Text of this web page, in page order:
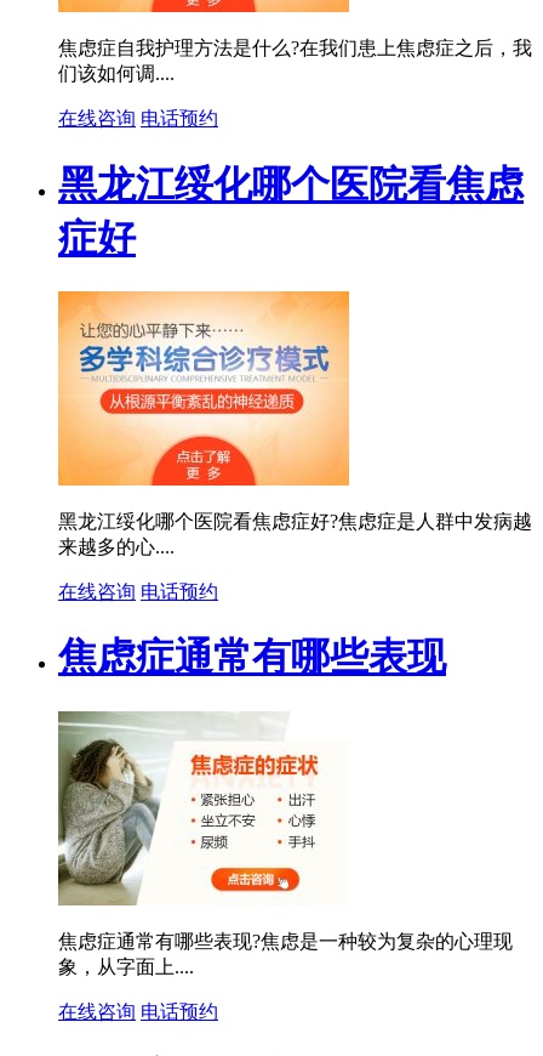
焦虑症自我护理方法是什么?在我们患上焦虑症之后，我
们该如何调....
在线咨询 电话预约
黑龙江绥化哪个医院看焦虑
症好
黑龙江绥化哪个医院看焦虑症好?焦虑症是人群中发病越
来越多的心....
在线咨询 电话预约
焦虑症通常有哪些表现
焦虑症通常有哪些表现?焦虑是一种较为复杂的心理现
象，从字面上....
在线咨询 电话预约